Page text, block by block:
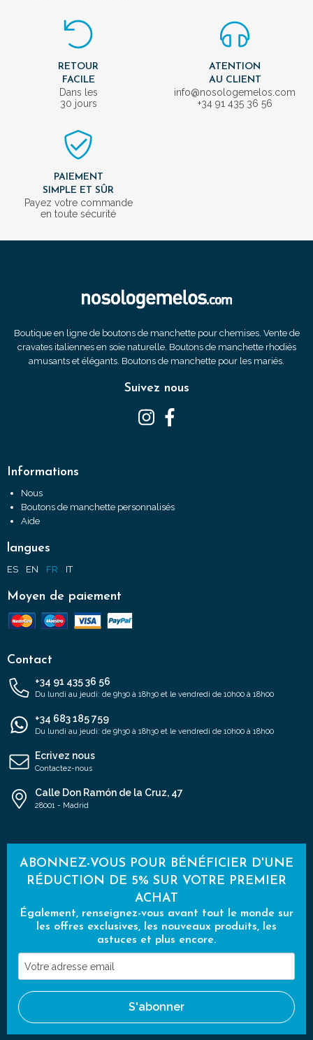
RETOUR
FACILE
Dans les
30 jours
ATENTION
AU CLIENT
info@nosologemelos.com
+34 91 435 36 56
PAIEMENT
SIMPLE ET SÛR
Payez votre commande
en toute sécurité
Boutique en ligne de boutons de manchette pour chemises. Vente de
cravates italiennes en soie naturelle. Boutons de manchette rhodiés
amusants et élégants. Boutons de manchette pour les mariés.
Suivez nous
Informations
Nous
Boutons de manchette personnalisés
Aide
langues
ES EN FR IT
Moyen de paiement
Contact
+34 91 435 36 56
Du lundi au jeudi: de 9h30 à 18h30 et le vendredi de 10h00 à 18h00
+34 683 185 759
Du lundi au jeudi: de 9h30 à 18h30 et le vendredi de 10h00 à 18h00
Ecrivez nous
Contactez-nous
Calle Don Ramón de la Cruz, 47
28001 - Madrid
ABONNEZ-VOUS POUR BÉNÉFICIER D'UNE
RÉDUCTION DE 5% SUR VOTRE PREMIER
ACHAT
Également, renseignez-vous avant tout le monde sur
les offres exclusives, les nouveaux produits, les
astuces et plus encore.
Votre
adresse
email
S'abonner